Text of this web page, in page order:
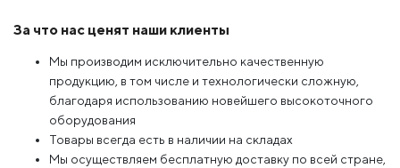
За что нас ценят наши клиенты
Мы производим исключительно качественную
продукцию, в том числе и технологически сложную,
благодаря использованию новейшего высокоточного
оборудования
Товары всегда есть в наличии на складах
Мы осуществляем бесплатную доставку по всей стране,